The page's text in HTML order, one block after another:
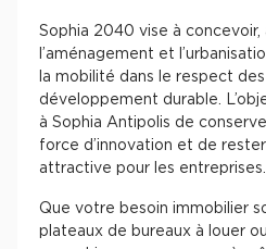
Sophia 2040 vise à concevoir,
l’aménagement et
la mobilité dans le respect
développement durable.
à Sophia Antipolis de
force d’innovation et de
attractive pour les entreprises.
Que votre besoin immobilier
plateaux de bureaux à louer